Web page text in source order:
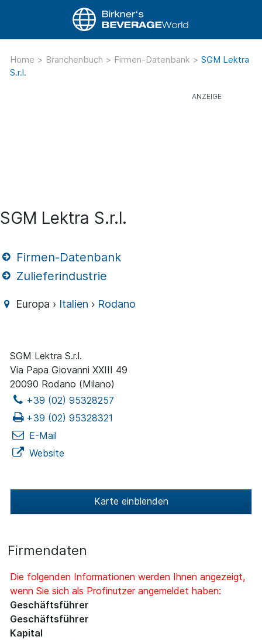
Home > Branchenbuch > Firmen-Datenbank > SGM Lektra
S.r.l.
SGM Lektra S.r.l.
Firmen-Datenbank
Zulieferindustrie
Europa › Italien › Rodano
SGM Lektra S.r.l.
Via Papa Giovanni XXIII 49
20090 Rodano (Milano)
+39 (02) 95328257
+39 (02) 95328321
E-Mail
Website
Karte einblenden
Firmendaten
Die folgenden Informationen werden Ihnen angezeigt,
wenn Sie sich als Profinutzer angemeldet haben:
Geschäftsführer
Geschäftsführer
Kapital